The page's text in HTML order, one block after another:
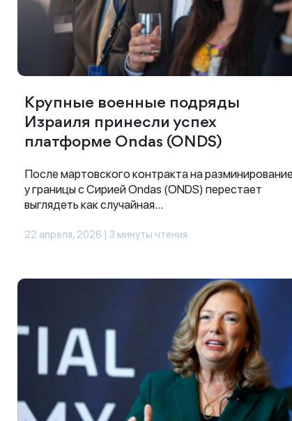
Крупные военные подряды
Израиля принесли успех
платформе Ondas (ONDS)
После мартовского контракта на
у границы с Сирией Ondas (ONDS) перестает
выглядеть как случайная...
22 апреля, 2026 | 3 минуты чтения